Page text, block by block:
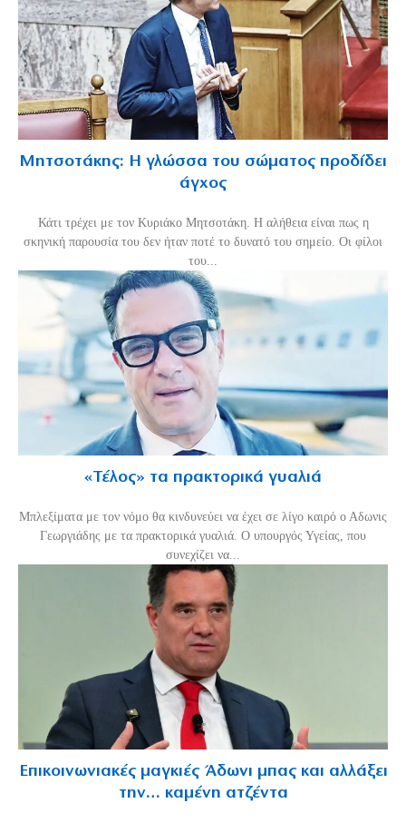
Μητσοτάκης: Η γλώσσα του σώματος προδίδει
άγχος
Κάτι τρέχει με τον Κυριάκο Μητσοτάκη. Η αλήθεια είναι πως η
σκηνική παρουσία του δεν ήταν ποτέ το δυνατό του σημείο. Οι φίλοι
του...
«Τέλος» τα πρακτορικά γυαλιά
Μπλεξίματα με τον νόμο θα κινδυνεύει να έχει σε λίγο καιρό ο Αδωνις
Γεωργιάδης με τα πρακτορικά γυαλιά. Ο υπουργός Υγείας, που
συνεχίζει να...
Επικοινωνιακές μαγκιές Άδωνι μπας και αλλάξει
την… καμένη ατζέντα